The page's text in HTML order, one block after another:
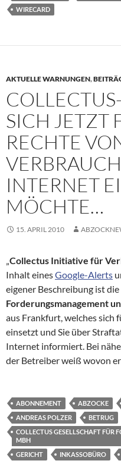
WIRECARD
AKTUELLE WARNUNGEN,
SICH JETZT
RECHTE
INTERNET
MÖCHTE…
15. APRIL 2010
„Collectus Initiative für
Inhalt einesGoogle-Alerts
eigener Beschreibung ist die
Forderungsmanagement
aus Frankfurt, welches sich
einsetzt und Sie über
Internet informiert. Bei
der Betreiber weiß wovon
ABONNEMENT ABZOCKE
ANDREAS POLZER
BETRUG
COLLECTUS GESELLSCHAFT FÜR
MBH
GERICHT
INKASSOBÜRO